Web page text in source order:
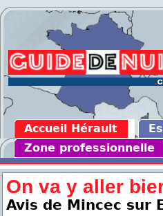
Accueil Hérault
Zone professionnelle
On va y aller
Avis de Mincec sur